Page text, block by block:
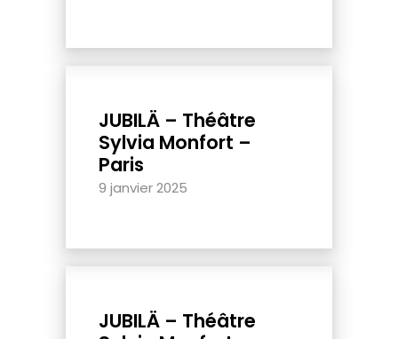
JUBILÄ – Théâtre
Sylvia Monfort –
Paris
9 janvier 2025
JUBILÄ – Théâtre